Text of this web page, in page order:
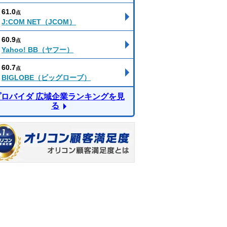
61.0点
J:COM NET（JCOM）
60.9点
Yahoo! BB（ヤフー）
60.7点
BIGLOBE（ビッグローブ）
バイダ 広域企業ランキングを見
る